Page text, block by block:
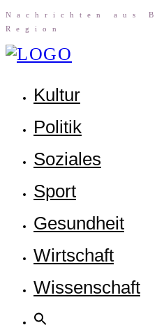
Nach­rich­ten aus
Region
Kul­tur
Poli­tik
Sozia­les
Sport
Gesund­heit
Wirt­schaft
Wis­sen­schaft